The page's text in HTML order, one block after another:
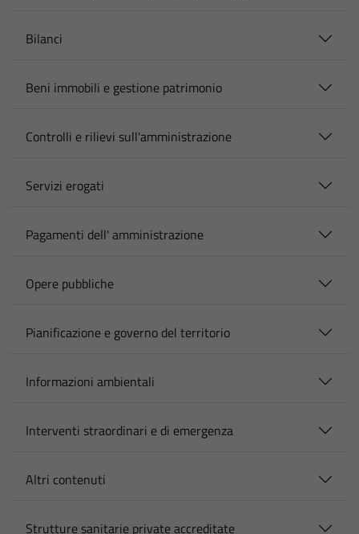
Bilanci
Beni immobili e gestione patrimonio
Controlli e rilievi sull'amministrazione
Servizi erogati
Pagamenti dell' amministrazione
Opere pubbliche
Pianificazione e governo del territorio
Informazioni ambientali
Interventi straordinari e di emergenza
Altri contenuti
Strutture sanitarie private accreditate